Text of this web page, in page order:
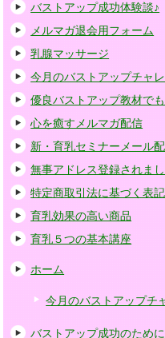
バストアップ成功体験談♪
メルマガ退会用フォーム
乳腺マッサージ
今月のバストアップチャ
優良バストアップ教材で
心を癒すメルマガ配信
新・育乳セミナーメール
無事アドレス登録されま
特定商取引法に基づく表記
育乳効果の高い商品
育乳５つの基本講座
ホーム
今月のバストアップチ
バストアップ成功のために